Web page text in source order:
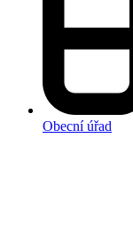
Obecní úřad